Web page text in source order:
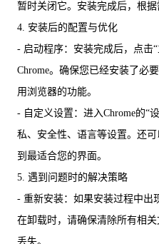
暂时关闭它。安装完成后，根据
4. 安装后的配置与优化
- 启动程序：安装完成后，点击
Chrome。确保您已经安装了必
用浏览器的功能。
- 自定义设置：进入Chrome的“
私、安全性、语言等设置。还
到最适合您的界面。
5. 遇到问题时的解决策略
- 重新安装：如果安装过程中出
在卸载时，请确保清除所有相
丢失。